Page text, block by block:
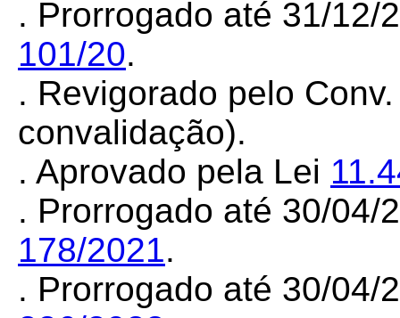
. Prorrogado até 31/12/
101/20.
. Revigorado pelo
convalidação).
. Aprovado pela Lei
. Prorrogado até 30/04/
178/2021.
. Prorrogado até 30/04/